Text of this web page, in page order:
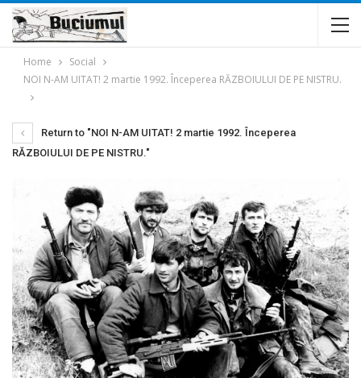
Home
Social
NOI N-AM UITAT! 2 martie 1992. Începerea RĂZBOIULUI DE PE NISTRU.
Return to "NOI N-AM UITAT! 2 martie 1992. Începerea
RĂZBOIULUI DE PE NISTRU."